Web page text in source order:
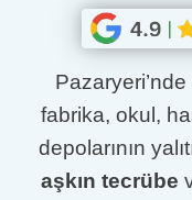
fabrika, okul,
depolarının
aşkın tecrübe